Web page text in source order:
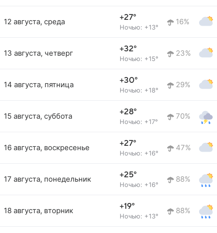
12 августа, среда +27°
Ночью: +13°
16%
13 августа, четверг +32°
Ночью: +15°
23%
14 августа, пятница +30°
Ночью: +18°
29%
15 августа, суббота +28°
Ночью: +17°
70%
16 августа, воскресенье +27°
Ночью: +16°
47%
17 августа, понедельник +25°
Ночью: +16°
88%
18 августа, вторник +19°
Ночью: +13°
88%